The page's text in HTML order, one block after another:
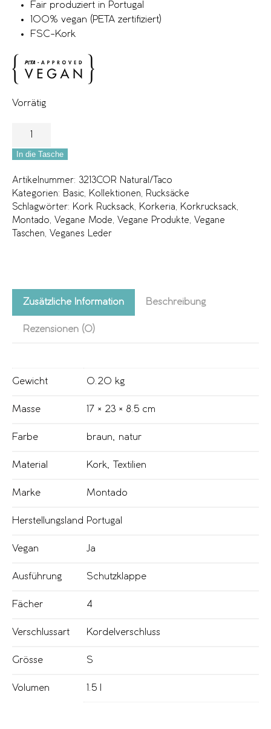
Fair produziert in Portugal
100% vegan (PETA zertifiziert)
FSC-Kork
Vorrätig
In die Tasche
Artikelnummer: 3213COR Natural/Taco
Kategorien: Basic, Kollektionen, Rucksäcke
Schlagwörter: Kork Rucksack, Korkeria, Korkrucksack,
Montado, Vegane Mode, Vegane Produkte, Vegane
Taschen, Veganes Leder
Zusätzliche Information Beschreibung
Rezensionen (0)
Gewicht 0.20 kg
Masse 17 × 23 × 8.5 cm
Farbe braun, natur
Material Kork, Textilien
Marke Montado
Herstellungsland Portugal
Vegan Ja
Ausführung Schutzklappe
Fächer 4
Verschlussart Kordelverschluss
Grösse S
Volumen 1.5 l